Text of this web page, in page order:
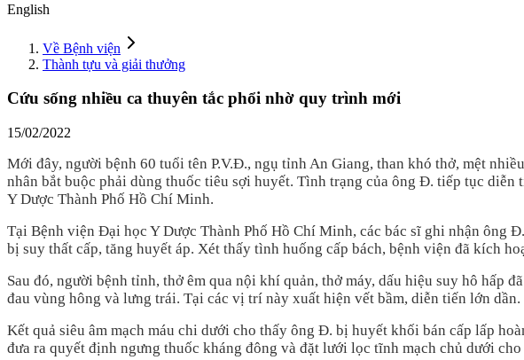
English
Về Bệnh viện
Thành tựu và giải thưởng
Cứu sống nhiều ca thuyên tắc phổi nhờ quy trình mới
15/02/2022
Mới đây, người bệnh 60 tuổi tên P.V.Đ., ngụ tỉnh An Giang, than khó thở, mệt
nhân bắt buộc phải dùng thuốc tiêu sợi huyết. Tình trạng của ông Đ. tiếp tục
Y Dược Thành Phố Hồ Chí Minh.
Tại Bệnh viện Đại học Y Dược Thành Phố Hồ Chí Minh, các bác sĩ ghi nhận
bị suy thất cấp, tăng huyết áp. Xét thấy tình huống cấp bách, bệnh viện đã kích
Sau đó, người bệnh tỉnh, thở êm qua nội khí quản, thở máy, dấu hiệu suy hô hấp
đau vùng hông và lưng trái. Tại các vị trí này xuất hiện vết bầm, diễn tiến lớn
Kết quả siêu âm mạch máu chi dưới cho thấy ông Đ. bị huyết khối bán cấp lấp
đưa ra quyết định ngưng thuốc kháng đông và đặt lưới lọc tĩnh mạch chủ dưới